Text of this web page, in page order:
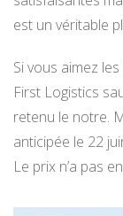
est un véritable
Si vous aimez
First Logistics
retenu le notre.
anticipée le 22
Le prix n’a pas